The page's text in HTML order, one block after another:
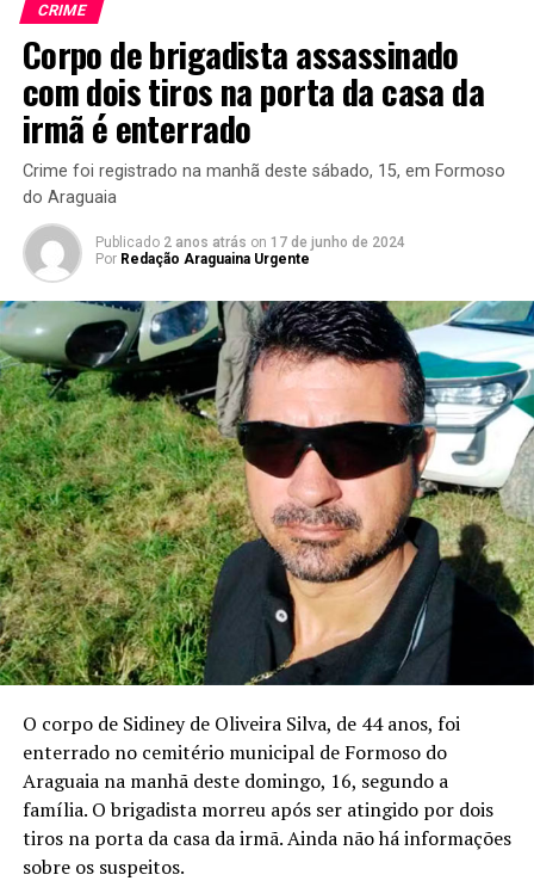
CRIME
Corpo de brigadista assassinado
com dois tiros na porta da casa da
irmã é enterrado
Crime foi registrado na manhã deste sábado, 15, em Formoso
do Araguaia
Publicado 2 anos atrás on 17 de junho de 2024
Por Redação Araguaina Urgente
O corpo de Sidiney de Oliveira Silva, de 44 anos, foi
enterrado no cemitério municipal de Formoso do
Araguaia na manhã deste domingo, 16, segundo a
família. O brigadista morreu após ser atingido por dois
tiros na porta da casa da irmã. Ainda não há informações
sobre os suspeitos.